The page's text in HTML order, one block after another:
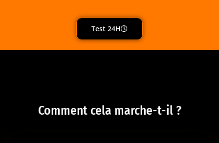
Test 24H
Comment cela marche-t-il ?